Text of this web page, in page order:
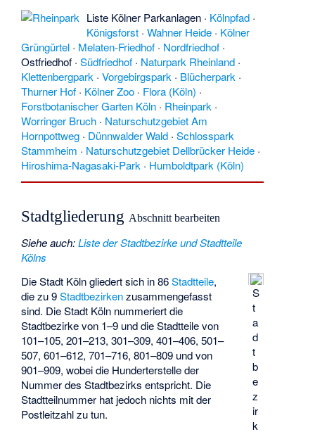
Liste Kölner Parkanlagen · Kölnpfad ·
Königsforst ·Wahner Heide · Kölner
Grüngürtel · Melaten-Friedhof · Nordfriedhof ·
Ostfriedhof ·Südfriedhof · Naturpark Rheinland ·
Klettenbergpark ·Vorgebirgspark · Blücherpark ·
Thurner Hof · Kölner Zoo · Flora (Köln) ·
Forstbotanischer Garten Köln · Rheinpark ·
Worringer Bruch · Naturschutzgebiet Am
Hornpottweg · Dünnwalder Wald ·Schlosspark
Stammheim · Naturschutzgebiet Dellbrücker Heide ·
Hiroshima-Nagasaki-Park · Humboldtpark (Köln)
StadtgliederungAbschnitt bearbeiten
Siehe auch:Liste der Stadtbezirke und Stadtteile
Kölns
S
t
a
d
t
b
e
z
ir
k
Die Stadt Köln gliedert sich in 86Stadtteile,
die zu 9Stadtbezirkenzusammengefasst
sind. Die Stadt Köln nummeriert die
Stadtbezirke von 1–9 und die Stadtteile von
101–105, 201–213, 301–309, 401–406, 501–
507, 601–612, 701–716, 801–809 und von
901–909, wobei die Hunderterstelle der
Nummer des Stadtbezirks entspricht. Die
Stadtteilnummer hat jedoch nichts mit der
Postleitzahl zu tun.